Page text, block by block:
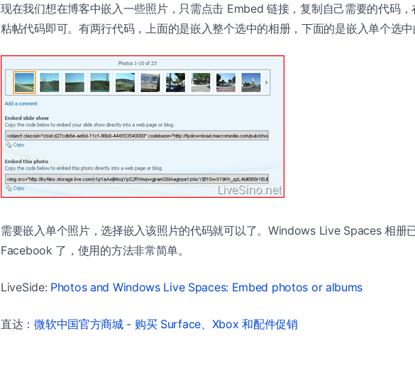
现在我们想在博客中嵌入一些照片，只需点击 Embed 链接，复制自己需要的代码
粘帖代码即可。有两行代码，上面的是嵌入整个选中的相册，下面的是嵌入单个选中
需要嵌入单个照片，选择嵌入该照片的代码就可以了。Windows Live Spaces 相册
Facebook 了，使用的方法非常简单。
LiveSide: Photos and Windows Live Spaces: Embed photos or albums
直达：微软中国官方商城 - 购买 Surface、Xbox 和配件促销